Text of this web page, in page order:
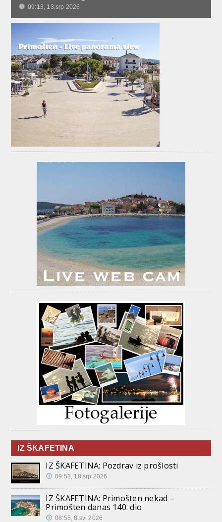
09:13, 13.srp 2026
IZ ŠKAFETINA
IZ ŠKAFETINA: Pozdrav iz prošlosti
09:53, 18.srp 2026
IZ ŠKAFETINA: Primošten nekad –
Primošten danas 140. dio
08:55, 8.svi 2026